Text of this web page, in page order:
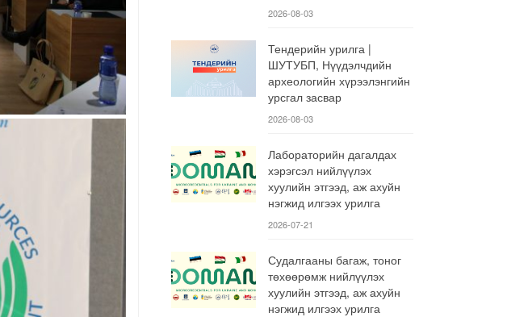
2026-08-03
Тендерийн урилга |
ШУТУБП, Нүүдэлчдийн
археологийн хүрээлэнгийн
урсгал засвар
2026-08-03
Лабораторийн дагалдах
хэрэгсэл нийлүүлэх
хуулийн этгээд, аж ахуйн
нэгжид илгээх урилга
2026-07-21
Судалгааны багаж, тоног
төхөөрөмж нийлүүлэх
хуулийн этгээд, аж ахуйн
нэгжид илгээх урилга